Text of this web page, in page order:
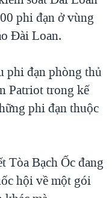
phi đạn ở vùng
Đài Loan.
phi đạn phòng thủ
Patriot trong kế
phi đạn thuộc
Tòa Bạch Ốc đang
hội về một gói